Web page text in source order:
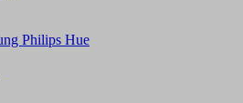
Philips Hue